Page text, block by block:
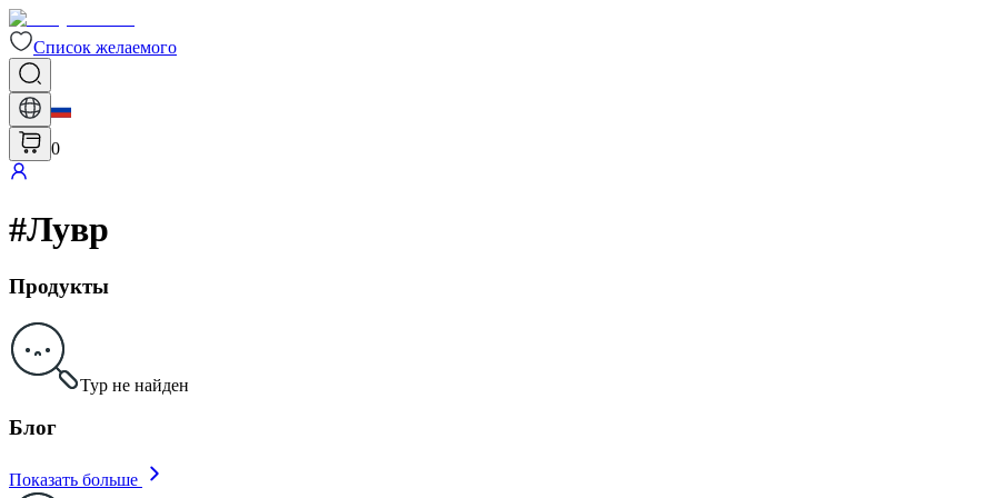
Список желаемого
0
#Лувр
Продукты
Тур не найден
Блог
Показать больше